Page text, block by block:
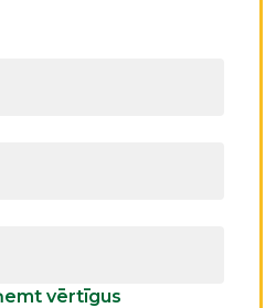
vērtīgus